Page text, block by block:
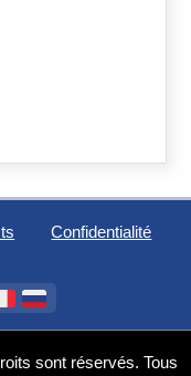
Confidentialité
sont réservés. Tous